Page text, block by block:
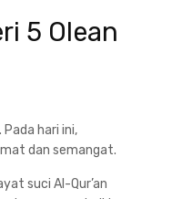
5 Olean
hari ini,
dan semangat.
suci Al-Qur’an